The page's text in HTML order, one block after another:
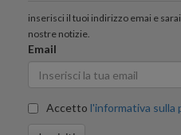
inserisci il tuoi indirizzo emai e
nostre notizie.
Email
Accetto l'informativa sulla